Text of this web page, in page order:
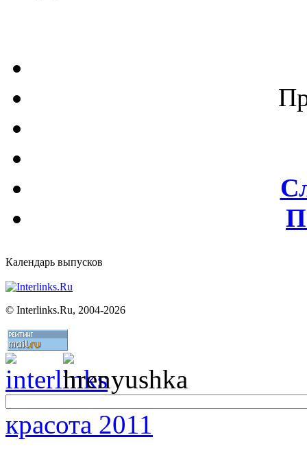
Календарь выпусков
© Interlinks.Ru, 2004-2026
красота 2011